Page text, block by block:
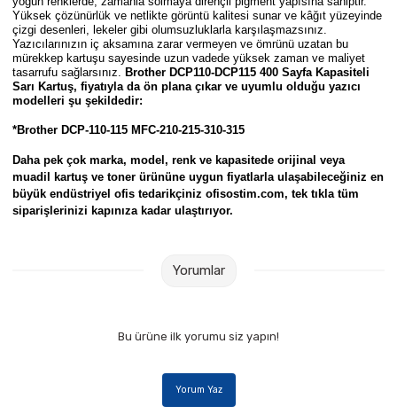
Yağlı Boyalar
Yüksek çözünürlük ve netlikte görüntü kalitesi sunar ve kâğıt yüzeyinde
çizgi desenleri, lekeler gibi olumsuzluklarla karşılaşmazsınız.
Yazıcılarınızın iç aksamına zarar vermeyen ve ömrünü uzatan bu
mürekkep kartuşu sayesinde uzun vadede yüksek zaman ve maliyet
tasarrufu sağlarsınız. Brother DCP110-DCP115 400 Sayfa Kapasiteli
Sarı Kartuş, fiyatıyla da ön plana çıkar ve uyumlu olduğu yazıcı
modelleri şu şekildedir:
*Brother DCP-110-115 MFC-210-215-310-315
Daha pek çok marka, model, renk ve kapasitede orijinal veya
muadil kartuş ve toner ürününe uygun fiyatlarla ulaşabileceğiniz en
büyük endüstriyel ofis tedarikçiniz ofisostim.com, tek tıkla tüm
siparişlerinizi kapınıza kadar ulaştırıyor.
Yorumlar
Bu ürüne ilk yorumu siz yapın!
Yorum Yaz